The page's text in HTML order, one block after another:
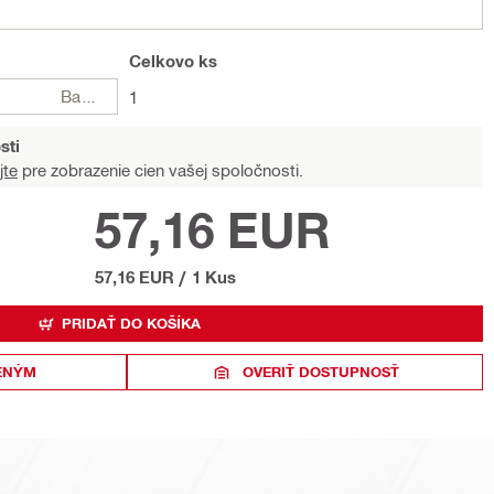
Celkovo ks
1
pre zobrazenie cien vašej spoločnosti.
57,16 EUR
57,16 EUR / 1 Kus
PRIDAŤ DO KOŠÍKA
OVERIŤ DOSTUPNOSŤ